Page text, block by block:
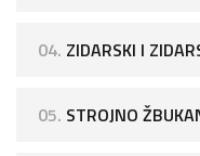
04. ZIDARSKI I
05. STROJNO